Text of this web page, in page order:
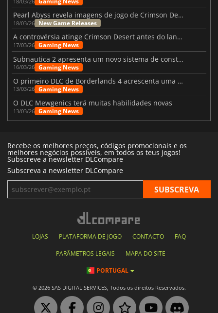
Pearl Abyss revela imagens de jogo de Crimson Desert para a PS5
18/03/26 New Game Releases
A controvérsia atinge Crimson Desert antes do lançamento
17/03/26 Gaming News
Subnautica 2 apresenta um novo sistema de construção de bases
16/03/26 Gaming News
O primeiro DLC de Borderlands 4 acrescenta uma nova personagem e muito mais
13/03/26 Gaming News
O DLC Mewgenics terá muitas habilidades novas
13/03/26 Gaming News
Recebe os melhores preços, códigos promocionais e os
melhores negócios possíveis, em todos os teus jogos!
Subscreve a newsletter DLCompare
Subscreva a newsletter DLCompare
LOJAS PLATAFORMA DE JOGO CONTACTO FAQ
PARÂMETROS LEGAIS MAPA DO SITE
PORTUGAL
© 2026 SAS DIGITAL SERVICES, Todos os direitos Reservados.